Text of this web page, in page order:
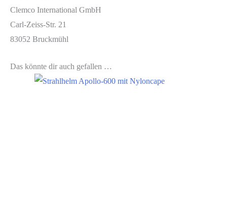
Clemco International GmbH
Carl-Zeiss-Str. 21
83052 Bruckmühl
Das könnte dir auch gefallen …